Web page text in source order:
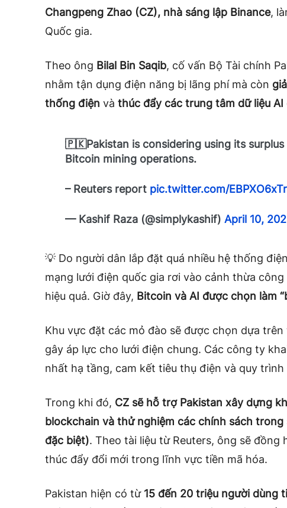
Changpeng Zhao (CZ), nhà sáng lập Binance,
Quốc gia.
Theo ông Bilal Bin Saqib, cố vấn Bộ Tài chính
nhằm tận dụng điện năng bị lãng phí mà còn
thống điện và thúc đẩy các trung tâm dữ liệu AI
🇵🇰Pakistan is considering using its
Bitcoin mining operations.
– Reuters report pic.twitter.com/
— Kashif Raza (@simplykashif)April 10,
💡 Do người dân lắp đặt quá nhiều hệ thống
mạng lưới điện quốc gia rơi vào cảnh thừa
hiệu quả. Giờ đây, Bitcoin và AI được chọn làm
Khu vực đặt các mỏ đào sẽ được chọn dựa trên
gây áp lực cho lưới điện chung. Các công ty
nhất hạ tầng, cam kết tiêu thụ điện và quy trình
Trong khi đó, CZ sẽ hỗ trợ Pakistan xây dựng
blockchain và thử nghiệm các chính sách
đặc biệt). Theo tài liệu từ Reuters, ông sẽ
thúc đẩy đổi mới trong lĩnh vực tiền mã hóa.
Pakistan hiện có từ 15 đến 20 triệu người dùng